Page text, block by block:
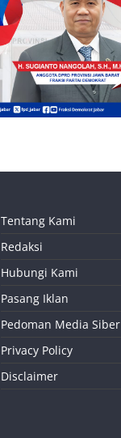
Tentang Kami
Redaksi
Hubungi Kami
Pasang Iklan
Pedoman Media Siber
Privacy Policy
Disclaimer